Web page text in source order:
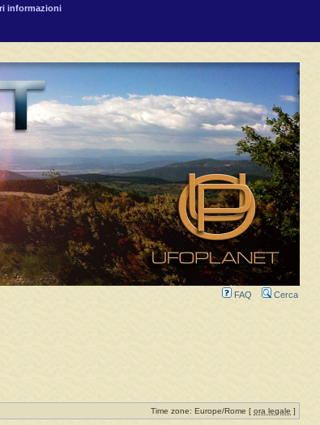
informazioni
FAQ Cerca
Time zone: Europe/Rome [ ora legale ]